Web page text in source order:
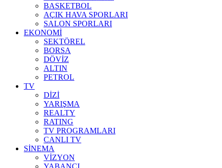
BASKETBOL
AÇIK HAVA SPORLARI
SALON SPORLARI
EKONOMİ
SEKTÖREL
BORSA
DÖVİZ
ALTIN
PETROL
TV
DİZİ
YARIŞMA
REALTY
RATING
TV PROGRAMLARI
CANLI TV
SİNEMA
VİZYON
YABANCI